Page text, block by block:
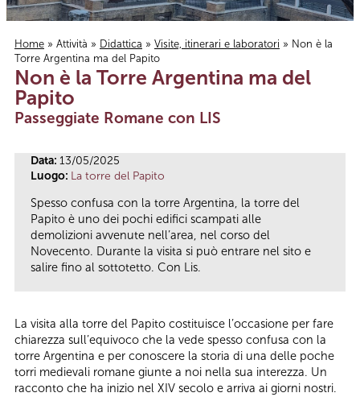
Tu sei qui
Home » Attività » Didattica » Visite, itinerari e laboratori » Non è la
Torre Argentina ma del Papito
Non è la Torre Argentina ma del
Papito
Passeggiate Romane con LIS
Data: 13/05/2025
Luogo: La torre del Papito
Spesso confusa con la torre Argentina, la torre del
Papito è uno dei pochi edifici scampati alle
demolizioni avvenute nell’area, nel corso del
Novecento. Durante la visita si può entrare nel sito e
salire fino al sottotetto. Con Lis.
La visita alla torre del Papito costituisce l’occasione per fare
chiarezza sull’equivoco che la vede spesso confusa con la
torre Argentina e per conoscere la storia di una delle poche
torri medievali romane giunte a noi nella sua interezza. Un
racconto che ha inizio nel XIV secolo e arriva ai giorni nostri.